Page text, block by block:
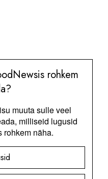
rohkem
muuta sulle veel
milliseid lugusid
rohkem näha.